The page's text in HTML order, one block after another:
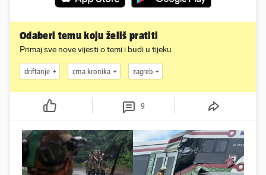
Odaberi temu koju želiš pratiti
Primaj sve nove vijesti o temi i budi u tijeku
driftanje crna kronika zagreb
9